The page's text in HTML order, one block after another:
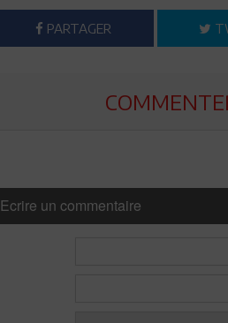
PARTAGER
Ecrire un commentaire